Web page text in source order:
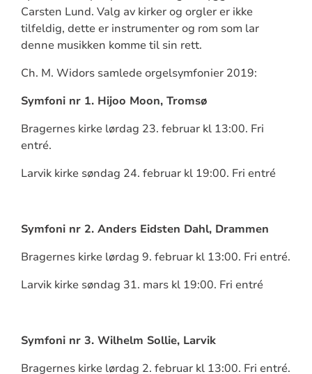
Carsten Lund. Valg av kirker og orgler er ikke
tilfeldig, dette er instrumenter og rom som lar
denne musikken komme til sin rett.
Ch. M. Widors samlede orgelsymfonier 2019:
Symfoni nr 1. Hijoo Moon, Tromsø
Bragernes kirke lørdag 23. februar kl 13:00. Fri
entré.
Larvik kirke søndag 24. februar kl 19:00. Fri entré
Symfoni nr 2. Anders Eidsten Dahl, Drammen
Bragernes kirke lørdag 9. februar kl 13:00. Fri entré.
Larvik kirke søndag 31. mars kl 19:00. Fri entré
Symfoni nr 3. Wilhelm Sollie, Larvik
Bragernes kirke lørdag 2. februar kl 13:00. Fri entré.